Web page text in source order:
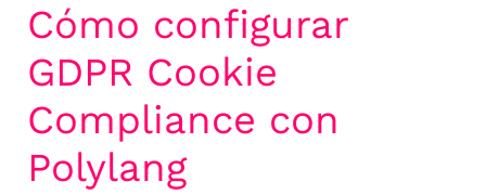
Cómo configurar
GDPR Cookie
Compliance con
Polylang